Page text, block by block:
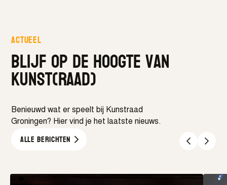
Actueel
Blijf op de hoogte van
kunst(raad)
Benieuwd wat er speelt bij Kunstraad
Groningen? Hier vind je het laatste nieuws.
Alle berichten